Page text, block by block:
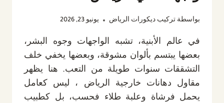
بواسطة تركيب ديكورات الرياض يونيو 23, 2026
في عالم الأبنية، تشبه الواجهات وجوه البشر،
بعضها يبتسم بألوان مشوقة، وبعضها يخفي خلف
التشققات سنوات طويلة من التعب. هنا يظهر
مقاول دهانات خارجية الرياض ، ليس كعامل
يحمل فرشاة وعلبة طلاء فحسب، بل كطبيب